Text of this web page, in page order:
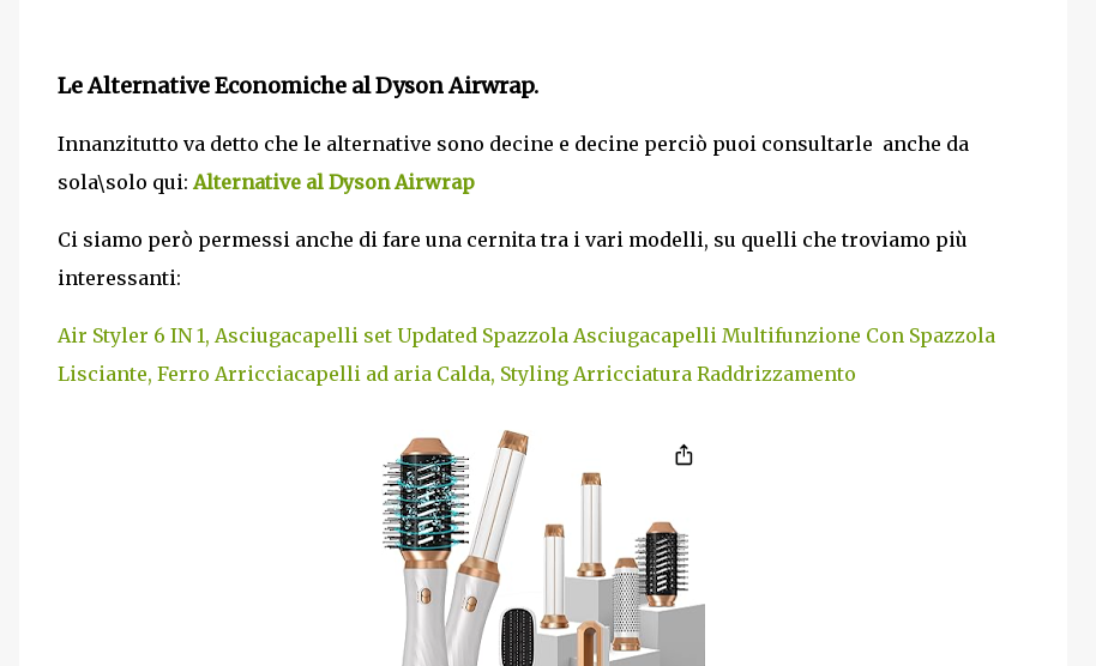
Le Alternative Economiche al Dyson Airwrap.
Innanzitutto va detto che le alternative sono decine e decine perciò puoi consultarle anche da
sola\solo qui:Alternative al Dyson Airwrap
Ci siamo però permessi anche di fare una cernita tra i vari modelli, su quelli che troviamo più
interessanti:
Air Styler 6 IN 1, Asciugacapelli set Updated Spazzola Asciugacapelli Multifunzione Con Spazzola
Lisciante, Ferro Arricciacapelli ad aria Calda, Styling Arricciatura Raddrizzamento